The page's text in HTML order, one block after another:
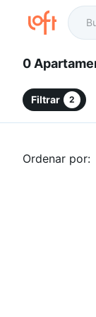
Filtrar 2
Ordenar por: